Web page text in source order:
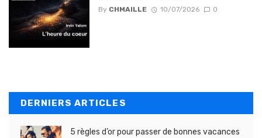
By CHMAILLE 10/07/2026 0
DERNIERS ARTICLES
5 règles d’or pour passer de bonnes vacances